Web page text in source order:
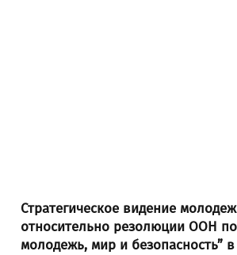
Стратегическое видение
относительно резолюции ООН по
молодежь, мир и безопасность”